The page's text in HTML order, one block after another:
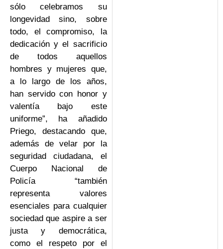
sólo celebramos su
longevidad sino, sobre
todo, el compromiso, la
dedicación y el sacrificio
de todos aquellos
hombres y mujeres que,
a lo largo de los años,
han servido con honor y
valentía bajo este
uniforme”, ha añadido
Priego, destacando que,
además de velar por la
seguridad ciudadana, el
Cuerpo Nacional de
Policía “también
representa valores
esenciales para cualquier
sociedad que aspire a ser
justa y democrática,
como el respeto por el